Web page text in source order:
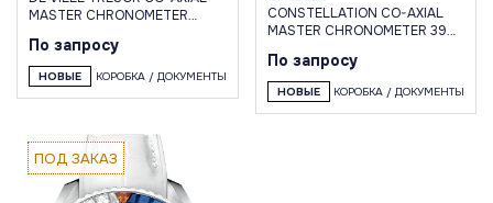
MASTER CHRONOMETER
По запросу
НОВЫЕ КОРОБКА / ДОКУМЕНТЫ
CONSTELLATION CO-AXIAL
MASTER CHRONOMETER 39
По запросу
НОВЫЕ КОРОБКА / ДОКУМЕНТЫ
ПОД ЗАКАЗ